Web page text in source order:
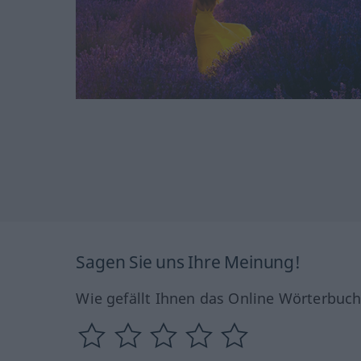
Sagen Sie uns Ihre Meinung!
Wie gefällt Ihnen das Online